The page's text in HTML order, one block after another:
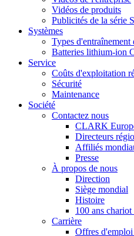
Vidéos de produits
Publicités de la série
Systèmes
Types d'entraînement
Batteries lithium-ion
Service
Coûts d'exploitation
Sécurité
Maintenance
Société
Contactez nous
CLARK
Directeurs
Affiliés
Presse
À propos de nous
Direction
Siège mondial
Histoire
100 ans
Carrière
Offres d'emploi